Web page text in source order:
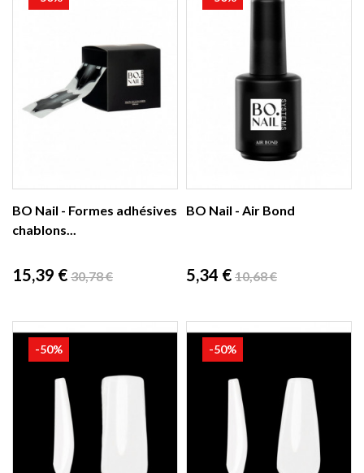
BO Nail - Formes adhésives
chablons...
Prix
15,39 €Prix
30,78 €
BO Nail - Air Bond
Prix
5,34 €Prix
10,68 €
-50% -50%